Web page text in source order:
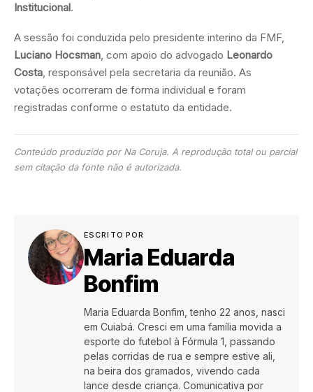
Institucional.
A sessão foi conduzida pelo presidente interino da FMF,
Luciano Hocsman, com apoio do advogado Leonardo
Costa, responsável pela secretaria da reunião. As
votações ocorreram de forma individual e foram
registradas conforme o estatuto da entidade.
Conteúdo produzido por Na Coruja. A reprodução total ou parcial
sem citação da fonte não é autorizada.
ESCRITO POR
Maria Eduarda
Bonfim
Maria Eduarda Bonfim, tenho 22 anos, nasci
em Cuiabá. Cresci em uma família movida a
esporte do futebol à Fórmula 1, passando
pelas corridas de rua e sempre estive ali,
na beira dos gramados, vivendo cada
lance desde criança. Comunicativa por